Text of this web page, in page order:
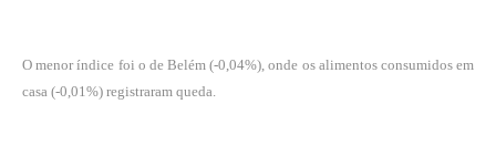
O menor índice foi o de Belém (-0,04%), onde os alimentos consumidos em
casa (-0,01%) registraram queda.